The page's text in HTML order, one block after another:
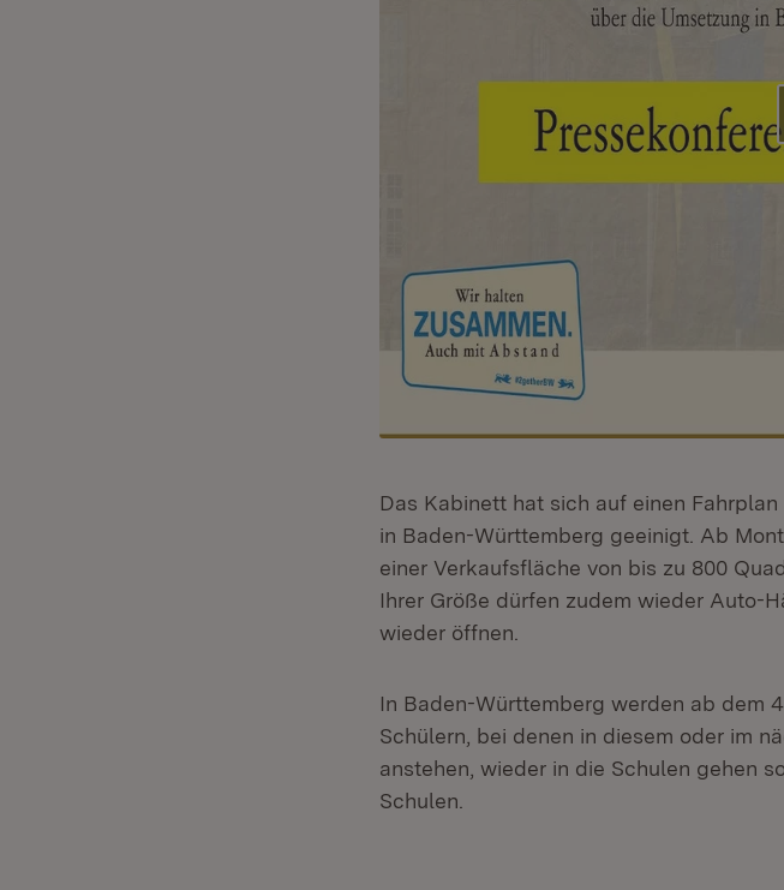
Das Kabinett hat sich auf einen
in Baden-Württemberg geeinigt. Ab
einer Verkaufsfläche von bis zu 800
Ihrer Größe dürfen zudem wieder Auto-
wieder öffnen.
In Baden-Württemberg werden ab dem
Schülern, bei denen in diesem oder im
anstehen, wieder in die Schulen gehen
Schulen.